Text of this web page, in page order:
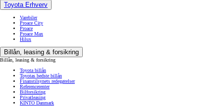
Toyota Erhverv
Varebiler
Proace City
Proace
Proace Max
Hilux
Billån, leasing & forsikring
Billån, leasing & forsikring
Toyota billån
Toyotas bedste billån
Finanstilsynets redegørelser
Referencerenter
Bilforsikring
Privatleasing
KINTO Danmark